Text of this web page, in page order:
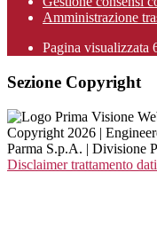
Amministrazione
Pagina visualizzata
Sezione Copyright
Copyright 2026 |
Parma S.p.A. | Divisione
Disclaimer trattamento